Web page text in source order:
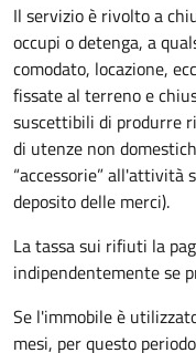
Il servizio è rivolto a
occupi o detenga, a
comodato, locazione,
fissate al terreno e
suscettibili di produrre
di utenze non
“accessorie” all'attività
deposito delle merci).
La tassa sui rifiuti la
indipendentemente se
Se l'immobile è
mesi, per questo